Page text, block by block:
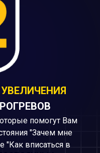
помогут Вам
"Зачем мне
"Как вписаться в